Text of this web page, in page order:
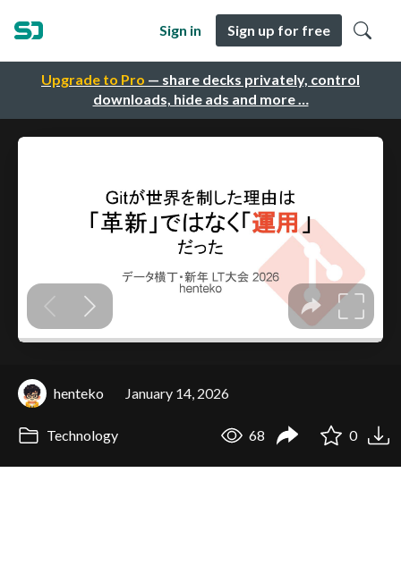
Upgrade to Pro — share decks privately, control
downloads, hide ads and more …
Sign in Sign up for free
henteko January 14, 2026
Technology 68 0